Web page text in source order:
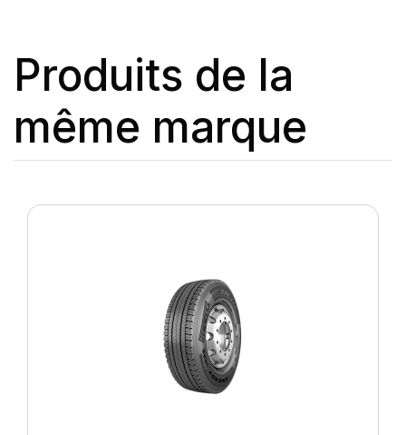
Produits de la
même marque